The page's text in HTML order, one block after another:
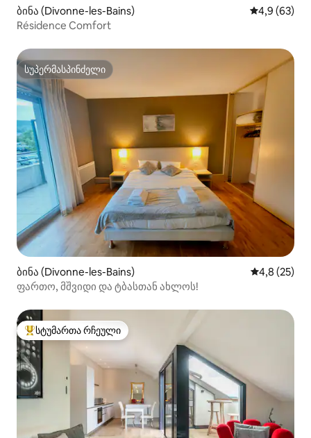
ბინა (Divonne-les-Bains) საშუალო
4,9 (63)
Résidence Comfort
სუპერმასპინძელი
სუპერმასპინძელი
ბინა (Divonne-les-Bains) საშუალო
4,8 (25)
ფართო, მშვიდი და ტბასთან ახლოს!
სტუმართა რჩეული მოწინავე ვარიანტი
სტუმართა რჩეული